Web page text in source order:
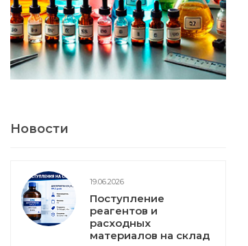
Новости
19.06.2026
Поступление
реагентов и
расходных
материалов на склад